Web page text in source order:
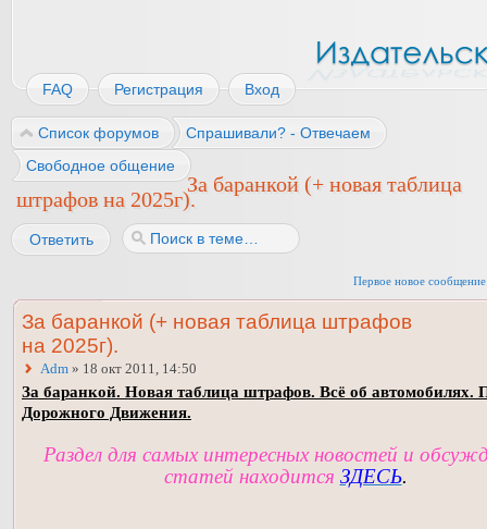
FAQ Регистрация Вход
Список форумов
Спрашивали? - Отвечаем
Свободное общение
За баранкой (+ новая таблица
штрафов на 2025г).
Ответить
Первое новое сообщение
За баранкой (+ новая таблица штрафов
на 2025г).
Adm » 18 окт 2011, 14:50
За баранкой. Новая таблица штрафов. Всё об автомобилях.
Дорожного Движения.
Раздел для самых интересных новостей и
статей находится ЗДЕСЬ.